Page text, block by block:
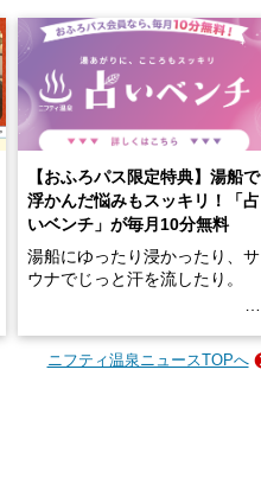
【おふろパス限定特典】湯船で
浮かんだ悩みもスッキリ！「占
いベンチ」が毎月10分無料
湯船にゆったり浸かったり、サ
ウナでじっと汗を流したり。
そんな「一人でぼんやり過ごす
ニフティ温泉ニュースTOPへ